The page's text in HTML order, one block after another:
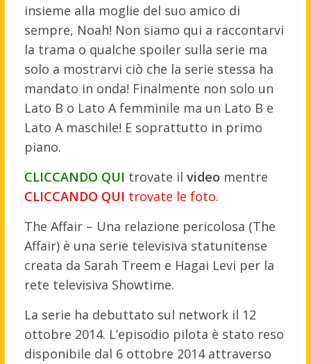
insieme alla moglie del suo amico di
sempre, Noah! Non siamo qui a raccontarvi
la trama o qualche spoiler sulla serie ma
solo a mostrarvi ciò che la serie stessa ha
mandato in onda! Finalmente non solo un
Lato B o Lato A femminile ma un Lato B e
Lato A maschile! E soprattutto in primo
piano.
CLICCANDO QUI trovate il video mentre
CLICCANDO QUI trovate le foto.
The Affair – Una relazione pericolosa (The
Affair) è una serie televisiva statunitense
creata da Sarah Treem e Hagai Levi per la
rete televisiva Showtime.
La serie ha debuttato sul network il 12
ottobre 2014. L’episodio pilota è stato reso
disponibile dal 6 ottobre 2014 attraverso